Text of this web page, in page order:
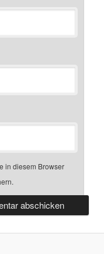
in diesem Browser